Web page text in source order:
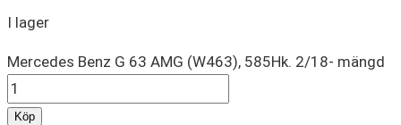
I lager
Mercedes Benz G 63 AMG (W463), 585Hk. 2/18- mängd
Köp